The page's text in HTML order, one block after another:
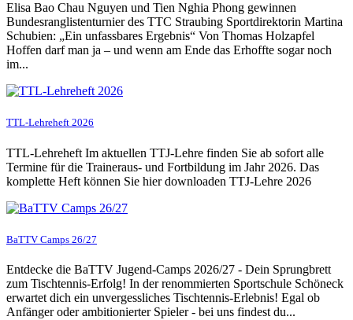
Elisa Bao Chau Nguyen und Tien Nghia Phong gewinnen
Bundesranglistenturnier des TTC Straubing Sportdirektorin Martina
Schubien: „Ein unfassbares Ergebnis“ Von Thomas Holzapfel
Hoffen darf man ja – und wenn am Ende das Erhoffte sogar noch
im...
TTL-Lehreheft 2026
TTL-Lehreheft Im aktuellen TTJ-Lehre finden Sie ab sofort alle
Termine für die Traineraus- und Fortbildung im Jahr 2026. Das
komplette Heft können Sie hier downloaden TTJ-Lehre 2026
BaTTV Camps 26/27
Entdecke die BaTTV Jugend-Camps 2026/27 - Dein Sprungbrett
zum Tischtennis-Erfolg! In der renommierten Sportschule Schöneck
erwartet dich ein unvergessliches Tischtennis-Erlebnis! Egal ob
Anfänger oder ambitionierter Spieler - bei uns findest du...